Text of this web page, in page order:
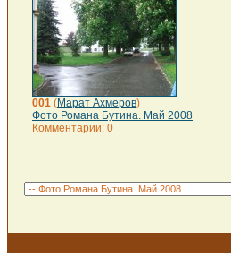
001 (Марат Ахмеров)
Фото Романа Бутина. Май 2008
Комментарии: 0